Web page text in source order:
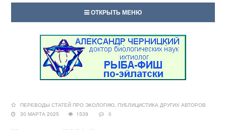
ОТКРЫТЬ МЕНЮ
ПЕРЕВОДЫ СТАТЕЙ ПРО ЭКОЛОГИЮ, ПУБЛИЦИСТИКА ДРУГИХ АВТОРОВ
30 МАРТА 2025
1539 0